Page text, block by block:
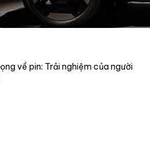
về pin: Trải nghiệm của người